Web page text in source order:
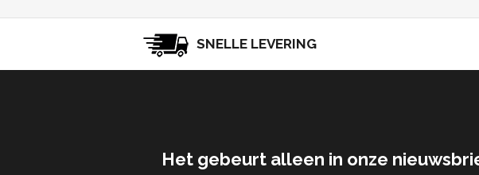
SNELLE LEVERING
Het gebeurt alleen in onze